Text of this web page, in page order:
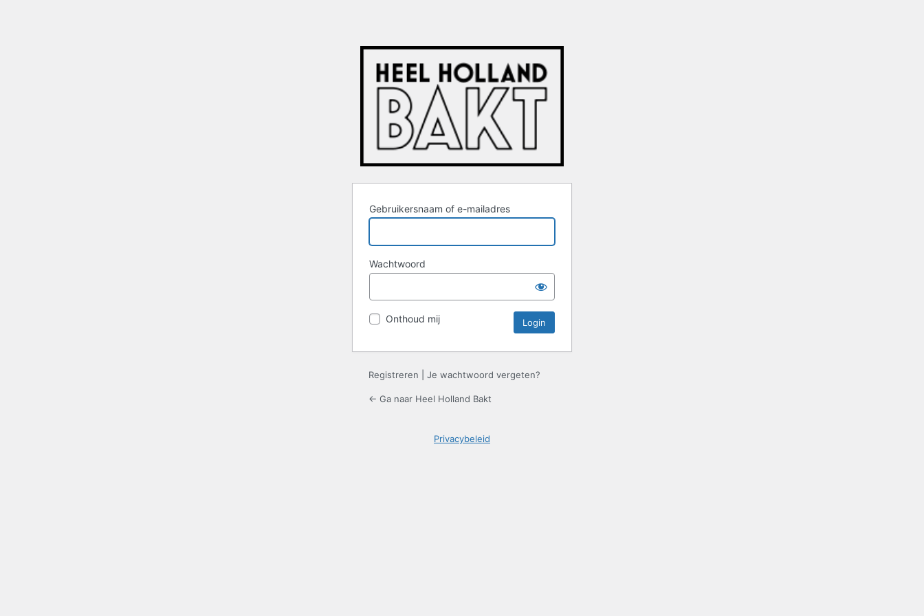
Gebruikersnaam of e-mailadres
Wachtwoord
Onthoud mij
Registreren Je wachtwoord vergeten?
← Ga naar Heel Holland Bakt
Privacybeleid